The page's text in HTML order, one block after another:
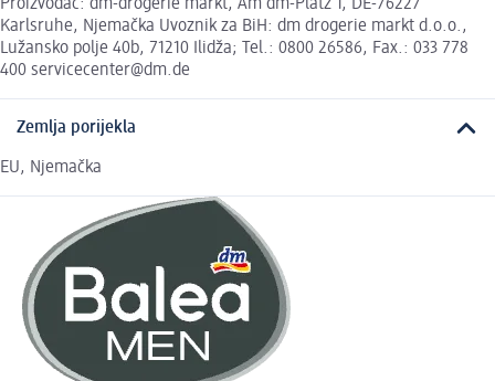
Proizvođač: dm-drogerie markt, Am dm-Platz 1, DE-76227
Karlsruhe, Njemačka Uvoznik za BiH: dm drogerie markt d.o.o.,
Lužansko polje 40b, 71210 Ilidža; Tel.: 0800 26586, Fax.: 033 778
400 servicecenter@dm.de
Zemlja porijekla
EU, Njemačka